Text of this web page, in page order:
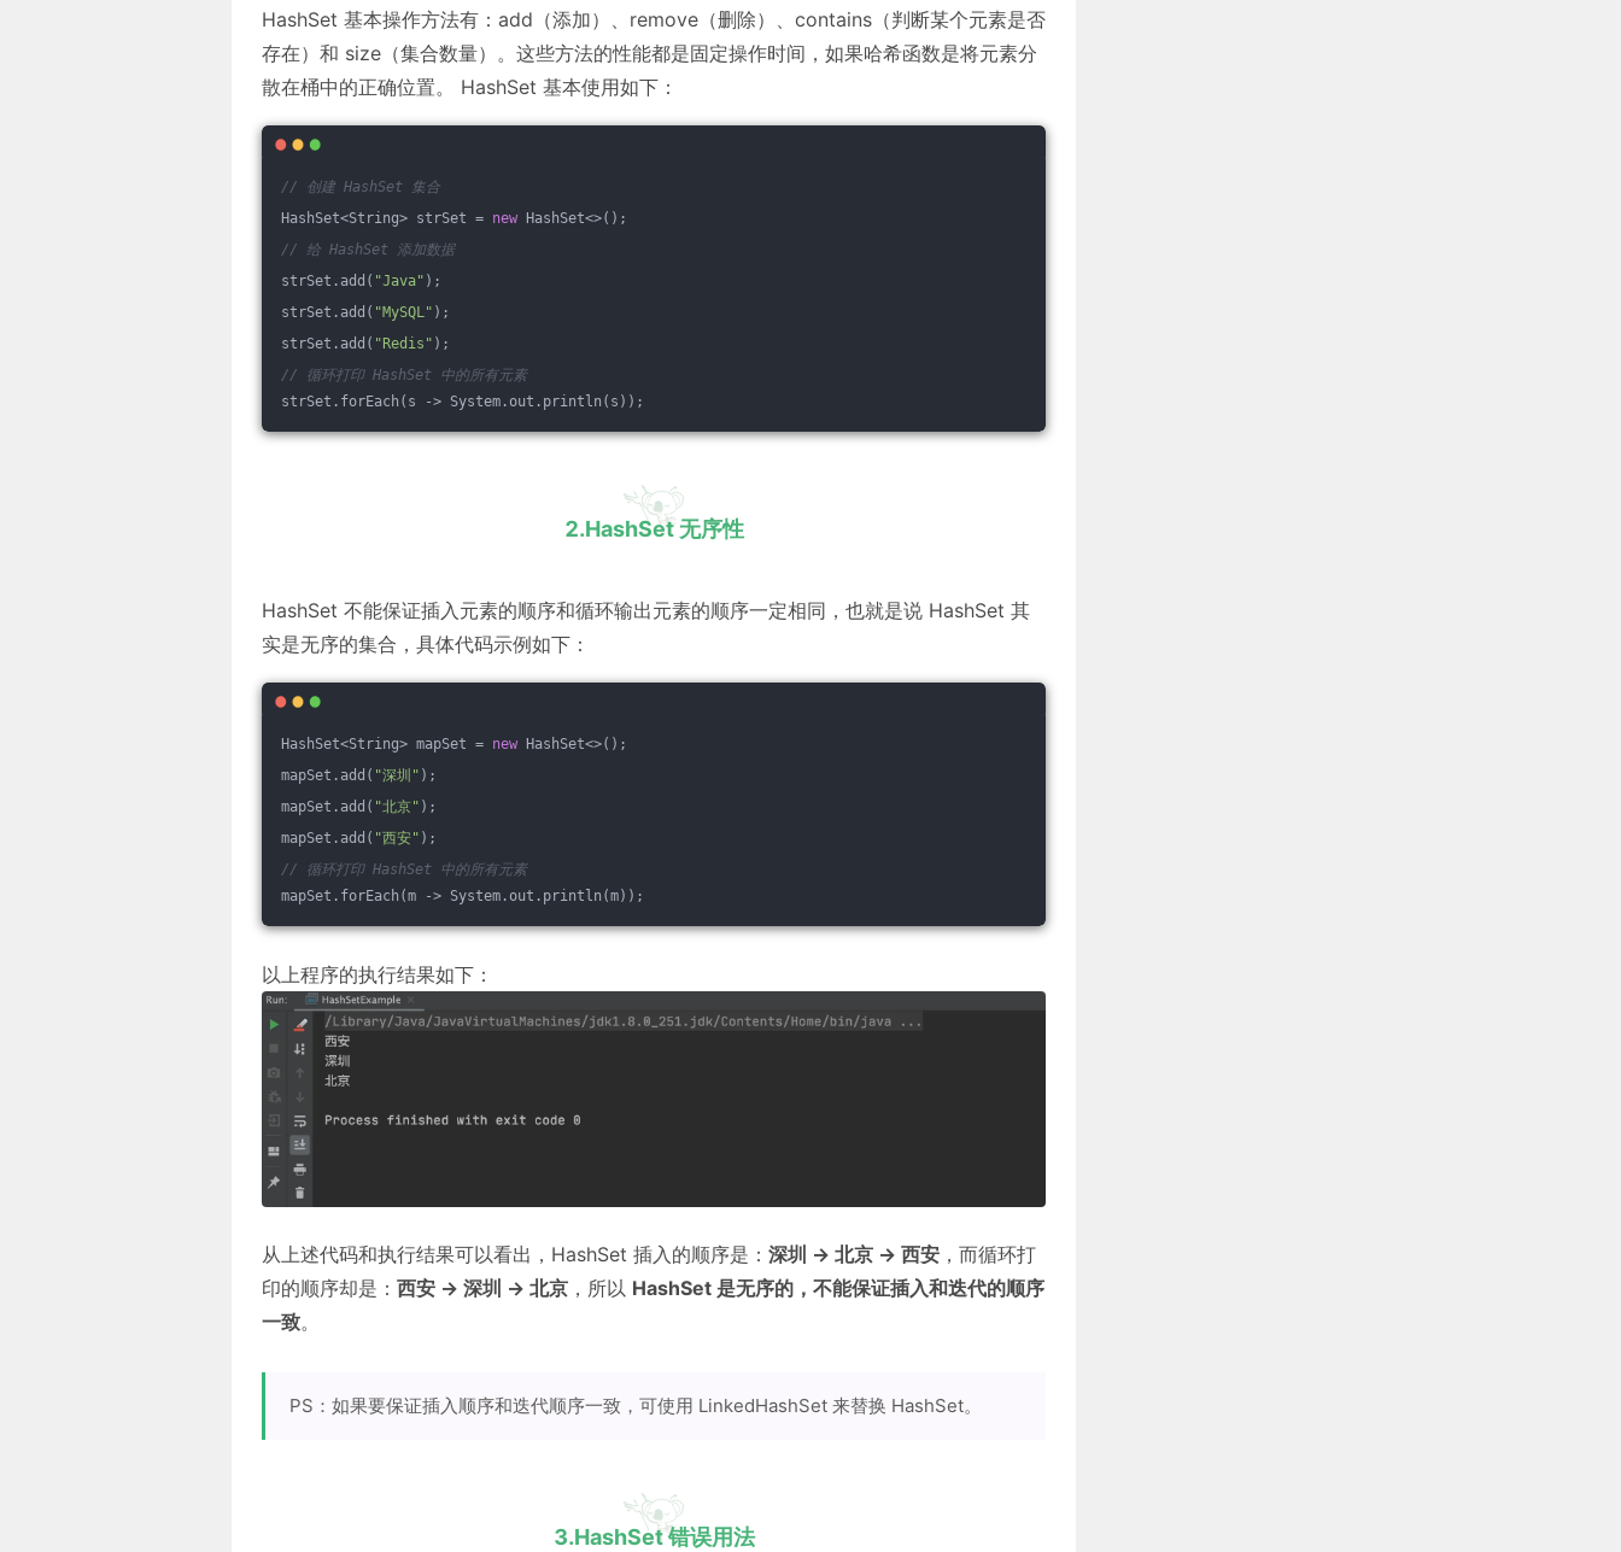
HashSet 基本操作方法有：add（添加）、remove（删除）、contains（判断某个元素是否
存在）和 size（集合数量）。这些方法的性能都是固定操作时间，如果哈希函数是将元素分
散在桶中的正确位置。 HashSet 基本使用如下：
// 创建 HashSet 集合
HashSet<String> strSet = new HashSet<>();
// 给 HashSet 添加数据
strSet.add( "Java" );
strSet.add( "MySQL" );
strSet.add( "Redis" );
// 循环打印 HashSet 中的所有元素
strSet.forEach(s -> System.out.println(s));
2.HashSet 无序性
HashSet 不能保证插入元素的顺序和循环输出元素的顺序一定相同，也就是说 HashSet 其
实是无序的集合，具体代码示例如下：
HashSet<String> mapSet = new HashSet<>();
mapSet.add( "深圳" );
mapSet.add( "北京" );
mapSet.add( "西安" );
// 循环打印 HashSet 中的所有元素
mapSet.forEach(m -> System.out.println(m));
以上程序的执行结果如下：
从上述代码和执行结果可以看出，HashSet 插入的顺序是： 深圳 -> 北京 -> 西安 ，而循环打
印的顺序却是： 西安 -> 深圳 -> 北京 ，所以 HashSet 是无序的，不能保证插入和迭代的顺序
一致。
PS：如果要保证插入顺序和迭代顺序一致，可使用 LinkedHashSet 来替换 HashSet。
3.HashSet 错误用法